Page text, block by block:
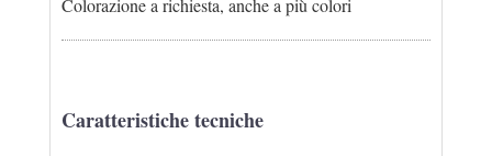
Colorazione a richiesta, anche a più colori
Caratteristiche tecniche